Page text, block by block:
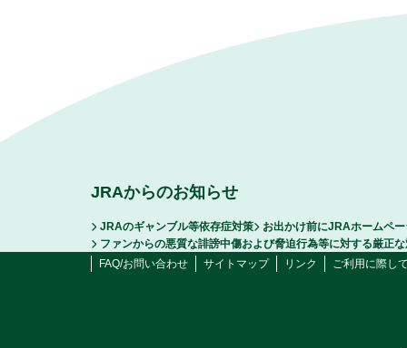
JRAからのお知らせ
JRAのギャンブル等依存症対策
お出かけ前にJRAホームペ
ファンからの悪質な誹謗中傷および脅迫行為等に対する厳正
FAQ/お問い合わせ
サイトマップ リンク ご利用に際し